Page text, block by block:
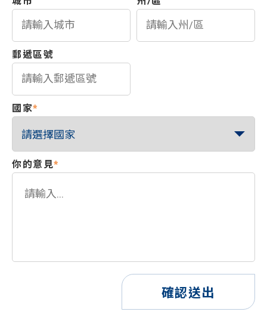
郵遞區號
國家*
你的意見*
確認送出